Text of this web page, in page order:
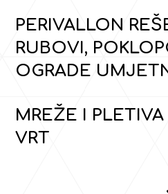
PERIVALLON
RUBOVI,
OGRADE
MREŽE I
VRT